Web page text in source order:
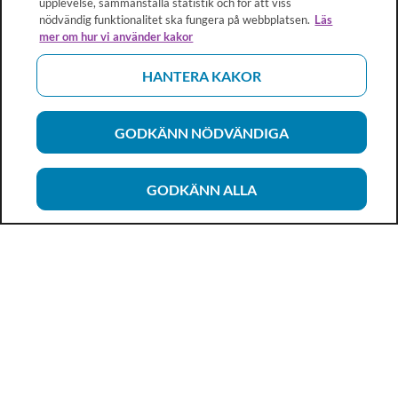
nödvändig funktionalitet ska fungera på webbplatsen. Läs
mer om hur vi använder kakor
HANTERA KAKOR
GODKÄNN NÖDVÄNDIGA
GODKÄNN ALLA